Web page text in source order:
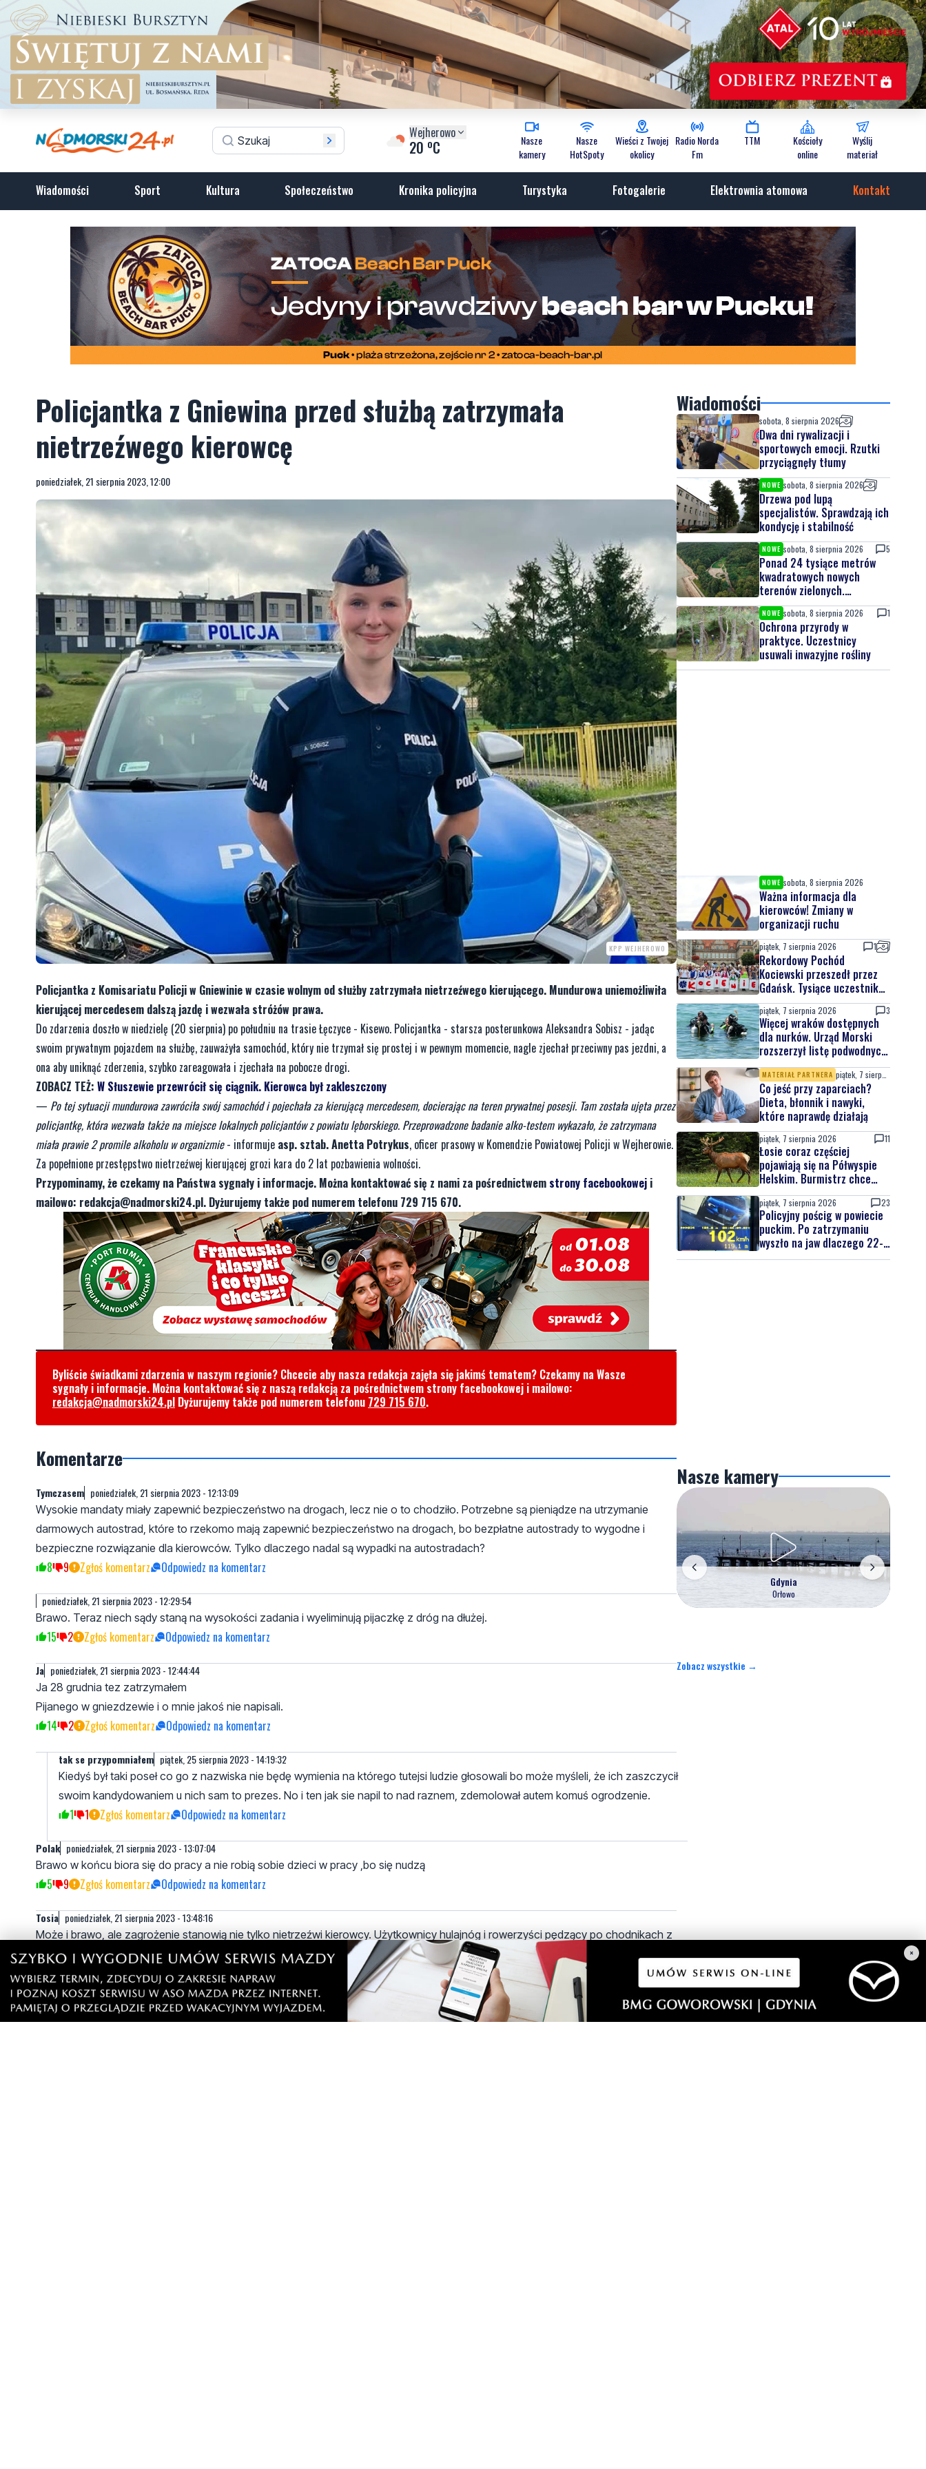
Wejherowo
20 oC
Nasze
kamery
Nasze
HotSpoty
Wieści z Twojej
okolicy
Radio Norda
Fm
TTM
Kościoły
online
Wyślij
materiał
Wiadomości Sport Kultura Społeczeństwo Kronika policyjna Turystyka Fotogalerie Elektrownia atomowa Kontakt
Policjantka z Gniewina przed służbą zatrzymała
nietrzeźwego kierowcę
poniedziałek, 21 sierpnia 2023, 12:00
KPP WEJHEROWO
Policjantka z Komisariatu Policji w Gniewinie w czasie wolnym od służby zatrzymała nietrzeźwego kierującego. Mundurowa uniemożliwiła
kierującej mercedesem dalszą jazdę i wezwała stróżów prawa.
Do zdarzenia doszło w niedzielę (20 sierpnia) po południu na trasie Łęczyce - Kisewo. Policjantka - starsza posterunkowa Aleksandra Sobisz - jadąc
swoim prywatnym pojazdem na służbę, zauważyła samochód, który nie trzymał się prostej i w pewnym momencie, nagle zjechał przeciwny pas jezdni, a
ona aby uniknąć zderzenia, szybko zareagowała i zjechała na pobocze drogi.
ZOBACZ TEŻ: W Słuszewie przewrócił się ciągnik. Kierowca był zakleszczony
— Po tej sytuacji mundurowa zawróciła swój samochód i pojechała za kierującą mercedesem, docierając na teren prywatnej posesji. Tam została ujęta przez
policjantkę, która wezwała także na miejsce lokalnych policjantów z powiatu lęborskiego. Przeprowadzone badanie alko-testem wykazało, że zatrzymana
miała prawie 2 promile alkoholu w organizmie- informuje asp. sztab. Anetta Potrykus, oficer prasowy w Komendzie Powiatowej Policji w Wejherowie.
Za popełnione przestępstwo nietrzeźwej kierującej grozi kara do 2 lat pozbawienia wolności.
Przypominamy, że czekamy na Państwa sygnały i informacje. Można kontaktować się z nami za pośrednictwem strony facebookowej i
mailowo: redakcja@nadmorski24.pl. Dyżurujemy także pod numerem telefonu 729 715 670.
Byliście świadkami zdarzenia w naszym regionie? Chcecie aby nasza redakcja zajęła się jakimś tematem? Czekamy na Wasze
sygnały i informacje. Można kontaktować się z naszą redakcją za pośrednictwem strony facebookowej i mailowo:
redakcja@nadmorski24.pl Dyżurujemy także pod numerem telefonu 729 715 670.
Komentarze
Tymczasem poniedziałek, 21 sierpnia 2023 - 12:13:09
Wysokie mandaty miały zapewnić bezpieczeństwo na drogach, lecz nie o to chodziło. Potrzebne są pieniądze na utrzymanie
darmowych autostrad, które to rzekomo mają zapewnić bezpieczeństwo na drogach, bo bezpłatne autostrady to wygodne i
bezpieczne rozwiązanie dla kierowców. Tylko dlaczego nadal są wypadki na autostradach?
8 9 Zgłoś komentarz Odpowiedz na komentarz
poniedziałek, 21 sierpnia 2023 - 12:29:54
Brawo. Teraz niech sądy staną na wysokości zadania i wyeliminują pijaczkę z dróg na dłużej.
15 2 Zgłoś komentarz Odpowiedz na komentarz
Ja poniedziałek, 21 sierpnia 2023 - 12:44:44
Ja 28 grudnia tez zatrzymałem
Pijanego w gniezdzewie i o mnie jakoś nie napisali.
14 2 Zgłoś komentarz Odpowiedz na komentarz
tak se przypomniałem piątek, 25 sierpnia 2023 - 14:19:32
Kiedyś był taki poseł co go z nazwiska nie będę wymienia na którego tutejsi ludzie głosowali bo może myśleli, że ich zaszczycił
swoim kandydowaniem u nich sam to prezes. No i ten jak sie napil to nad raznem, zdemolował autem komuś ogrodzenie.
1 1 Zgłoś komentarz Odpowiedz na komentarz
Polak poniedziałek, 21 sierpnia 2023 - 13:07:04
Brawo w końcu biora się do pracy a nie robią sobie dzieci w pracy ,bo się nudzą
5 9 Zgłoś komentarz Odpowiedz na komentarz
Tosia poniedziałek, 21 sierpnia 2023 - 13:48:16
Może i brawo, ale zagrożenie stanowią nie tylko nietrzeźwi kierowcy. Użytkownicy hulajnóg i rowerzyści pędzący po chodnikach z
kosmiczną prędkością, stanowią zagrożenie dla pieszych, choć jak nazwa wskazuje, chodnik służy do chodzenia, nie szaleńczej
jazdy. Z tym problemem dzielni policjanci i strażnicy miejscy niczego nie robią, choć zgodnie z przepisami powinni reagować,
pouczać i dawać mandaty.
2 3 Zgłoś komentarz Odpowiedz na komentarz
Wiadomości
sobota, 8 sierpnia 2026
Dwa dni rywalizacji i
sportowych emocji. Rzutki
przyciągnęły tłumy
NOWE sobota, 8 sierpnia 2026
Drzewa pod lupą
specjalistów. Sprawdzają ich
kondycję i stabilność
NOWE sobota, 8 sierpnia 2026 5
Ponad 24 tysiące metrów
kwadratowych nowych
terenów zielonych.
Powstanie nowa przestrzeń
do wypoczynku
NOWE sobota, 8 sierpnia 2026 1
Ochrona przyrody w
praktyce. Uczestnicy
usuwali inwazyjne rośliny
NOWE sobota, 8 sierpnia 2026
Ważna informacja dla
kierowców! Zmiany w
organizacji ruchu
piątek, 7 sierpnia 2026 1
Rekordowy Pochód
Kociewski przeszedł przez
Gdańsk. Tysiące uczestników
na jubileuszowej edycji
piątek, 7 sierpnia 2026 3
Więcej wraków dostępnych
dla nurków. Urząd Morski
rozszerzył listę podwodnych
atrakcji
MATERIAŁ PARTNERA
Co jeść przy zaparciach?
Dieta, błonnik i nawyki,
które naprawdę działają
piątek, 7 sierpnia 2026 11
Łosie coraz częściej
pojawiają się na Półwyspie
Helskim. Burmistrz chce
nowych znaków drogowych
piątek, 7 sierpnia 2026 23
Policyjny pościg w powiecie
puckim. Po zatrzymaniu
wyszło na jaw dlaczego 22-
latek uciekał
Nasze kamery
Gdynia
Orłowo
Zobacz wszystkie →
×